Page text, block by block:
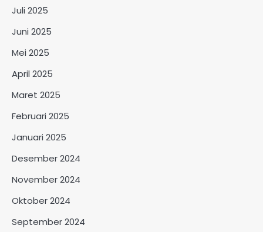
Juli 2025
Juni 2025
Mei 2025
April 2025
Maret 2025
Februari 2025
Januari 2025
Desember 2024
November 2024
Oktober 2024
September 2024